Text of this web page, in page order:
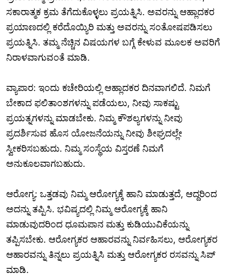
ಸಕಾರಾತ್ಮಕ ಕ್ರಮ ತೆಗೆದುಕೊಳ್ಳಲು ಪ್ರಯತ್ನಿಸಿ. ಅವರನ್ನು ಆಹ್ಲಾದಕರ
ಪ್ರಯಾಣದಲ್ಲಿ ಕರೆದೊಯ್ಯಿರಿ ಮತ್ತು ಅವರನ್ನು ಸಂತೋಷಪಡಿಸಲು
ಪ್ರಯತ್ನಿಸಿ. ತಮ್ಮ ನೆಚ್ಚಿನ ವಿಷಯಗಳ ಬಗ್ಗೆ ಕೇಳುವ ಮೂಲಕ ಅವರಿಗೆ
ನಿರಾಳವಾಗುವಂತೆ ಮಾಡಿ.
ವ್ಯಾಪಾರ: ಇಂದು ಕಚೇರಿಯಲ್ಲಿ ಆಹ್ಲಾದಕರ ದಿನವಾಗಲಿದೆ. ನಿಮಗೆ
ಬೇಕಾದ ಫಲಿತಾಂಶಗಳನ್ನು ಪಡೆಯಲು, ನೀವು ಸಾಕಷ್ಟು
ಪ್ರಯತ್ನಗಳನ್ನು ಮಾಡಬೇಕು. ನಿಮ್ಮ ಕೌಶಲ್ಯಗಳನ್ನು ನೀವು
ಪ್ರದರ್ಶಿಸುವ ಹೊಸ ಯೋಜನೆಯನ್ನು ನೀವು ಶೀಘ್ರದಲ್ಲೇ
ಸ್ವೀಕರಿಸಬಹುದು. ನಿಮ್ಮ ಸಂಸ್ಥೆಯ ವಿಸ್ತರಣೆ ನಿಮಗೆ
ಅನುಕೂಲವಾಗಬಹುದು.
ಆರೋಗ್ಯ: ಒತ್ತಡವು ನಿಮ್ಮ ಆರೋಗ್ಯಕ್ಕೆ ಹಾನಿ ಮಾಡುತ್ತದೆ, ಆದ್ದರಿಂದ
ಅದನ್ನು ತಪ್ಪಿಸಿ. ಭವಿಷ್ಯದಲ್ಲಿ ನಿಮ್ಮ ಆರೋಗ್ಯಕ್ಕೆ ಹಾನಿ
ಮಾಡುವುದರಿಂದ ಧೂಮಪಾನ ಮತ್ತು ಕುಡಿಯುವಿಕೆಯನ್ನು
ತಪ್ಪಿಸಬೇಕು. ಆರೋಗ್ಯಕರ ಆಹಾರವನ್ನು ನಿರ್ವಹಿಸಲು, ಆರೋಗ್ಯಕರ
ಆಹಾರವನ್ನು ತಿನ್ನಲು ಪ್ರಯತ್ನಿಸಿ ಮತ್ತು ಆರೋಗ್ಯಕರ ರಸವನ್ನು ಸಿಪ್
ಮಾಡಿ.